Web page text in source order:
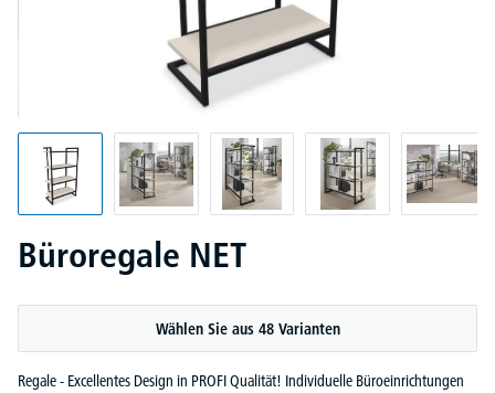
Büroregale NET
Wählen Sie aus 48 Varianten
Regale - Excellentes Design in PROFI Qualität! Individuelle Büroeinrichtungen